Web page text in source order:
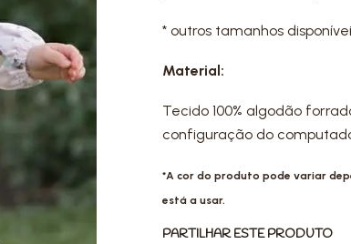
* outros tamanhos
Material:
Tecido 100% algodão
configuração do
*A cor do produto pode variar
está a usar.
PARTILHAR ESTE PRODUTO